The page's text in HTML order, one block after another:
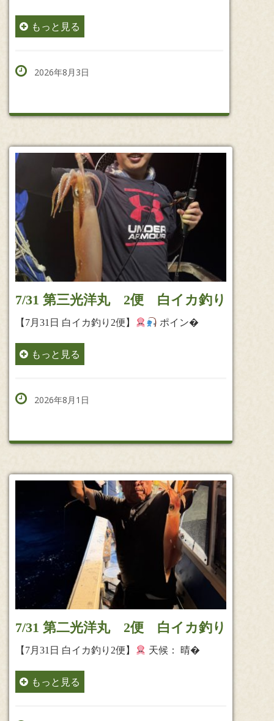
もっと見る
2026年8月3日
7/31 第三光洋丸 2便 白イカ釣り
【7月31日 白イカ釣り2便】 ポイン�
もっと見る
2026年8月1日
7/31 第二光洋丸 2便 白イカ釣り
【7月31日 白イカ釣り2便】 天候： 晴�
もっと見る